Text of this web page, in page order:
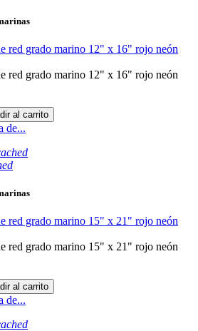
red grado marino 12" x 16" rojo neón
red grado marino 12" x 16" rojo neón
al carrito
red grado marino 15" x 21" rojo neón
red grado marino 15" x 21" rojo neón
al carrito